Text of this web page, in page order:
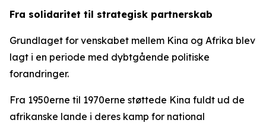
Fra solidaritet til strategisk partnerskab
Grundlaget for venskabet mellem Kina og Afrika blev
lagt i en periode med dybtgående politiske
forandringer.
Fra 1950erne til 1970erne støttede Kina fuldt ud de
afrikanske lande i deres kamp for national